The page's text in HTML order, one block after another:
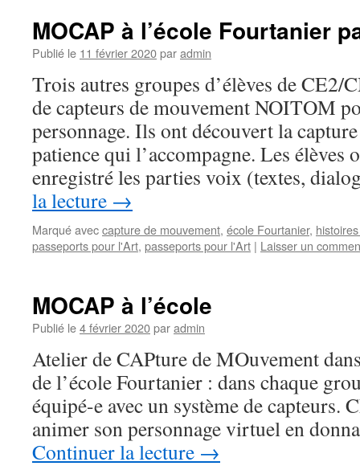
MOCAP à l’école Fourtanier
Publié le 11 février 2020paradmin
Trois autres groupes d’élèves de CE2/
de capteurs de mouvement NOITOM
personnage. Ils ont découvert la
patience qui l’accompagne. Les élèves
enregistré les parties voix (textes,
la lecture →
Marqué aveccapture de mouvement, école Fourtanier,
passeports pour l'Art, passeports pour l'Art | Laisser un
MOCAP à l’école
Publié le4 février 2020paradmin
Atelier de CAPture de MOuvement
de l’école Fourtanier : dans chaque
équipé-e avec un système de capteurs.
animer son personnage virtuel en
Continuer la lecture →